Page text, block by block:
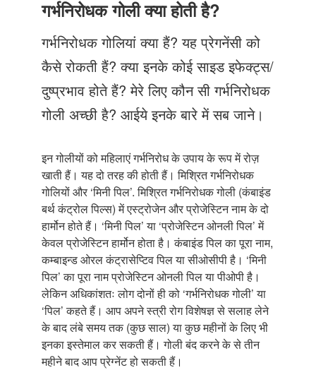
Just Poocho
संपर्क करें
गर्भनिरोधक गोली क्या होती है?
गर्भनिरोधक गोलियां क्या हैं? यह प्रेगनेंसी को
कैसे रोकती हैं? क्या इनके कोई साइड इफेक्ट्स/
दुष्प्रभाव होते हैं? मेरे लिए कौन सी गर्भनिरोधक
गोली अच्छी है? आईये इनके बारे में सब जाने।
इन गोलीयों को महिलाएं गर्भनिरोध के उपाय के रूप में रोज़
खाती हैं। यह दो तरह की होती हैं। मिश्रित गर्भनिरोधक
गोलियों और ‘मिनी पिल’. मिश्रित गर्भनिरोधक गोली (कंबाइंड
बर्थ कंट्रोल पिल्स) में एस्ट्रोजेन और प्रोजेस्टिन नाम के दो
हार्मोन होते हैं। ‘मिनी पिल’ या ‘प्रोजेस्टिन ओनली पिल’ में
केवल प्रोजेस्टिन हार्मोन होता है। कंबाइंड पिल का पूरा नाम,
कम्बाइन्ड ओरल कंट्रासेप्टिव पिल या सीओसीपी है। ‘मिनी
पिल’ का पूरा नाम प्रोजेस्टिन ओनली पिल या पीओपी है।
लेकिन अधिकांशतः लोग दोनों ही को ‘गर्भनिरोधक गोली’ या
‘पिल’ कहते हैं। आप अपने स्त्री रोग विशेषज्ञ से सलाह लेने
के बाद लंबे समय तक (कुछ साल) या कुछ महीनों के लिए भी
इनका इस्तेमाल कर सकती हैं। गोली बंद करने के से तीन
महीने बाद आप प्रेग्नेंट हो सकती हैं।